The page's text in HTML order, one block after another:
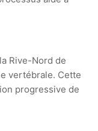
Rive-Nord de
vertébrale. Cette
progressive de